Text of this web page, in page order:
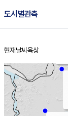
도시별관측
홈
현재날씨 육상